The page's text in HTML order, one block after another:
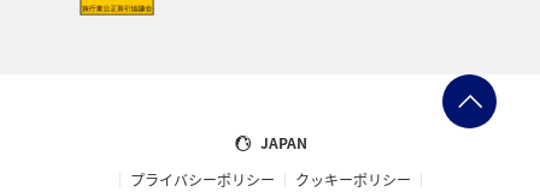
JAPAN
プライバシーポリシー
クッキーポリシー